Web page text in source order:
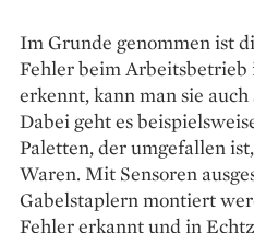
Im Grunde genommen ist
Fehler beim Arbeitsbetrieb
erkennt, kann man sie
Dabei geht es
Paletten, der umgefallen
Waren. Mit ­Sensoren
Gabelstaplern montiert
Fehler erkannt und in